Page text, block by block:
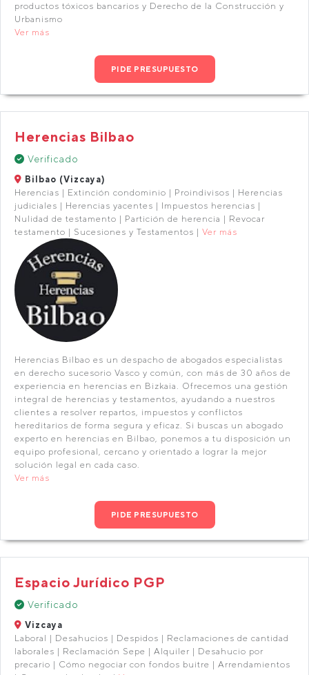
productos tóxicos bancarios y Derecho de la Construcción y
Urbanismo
Ver más
PIDE PRESUPUESTO
Herencias Bilbao
Verificado
Bilbao (Vizcaya)
Herencias | Extinción condominio | Proindivisos | Herencias
judiciales | Herencias yacentes | Impuestos herencias |
Nulidad de testamento | Partición de herencia | Revocar
testamento | Sucesiones y Testamentos | Ver más
Herencias Bilbao es un despacho de abogados especialistas
en derecho sucesorio Vasco y común, con más de 30 años de
experiencia en herencias en Bizkaia. Ofrecemos una gestión
integral de herencias y testamentos, ayudando a nuestros
clientes a resolver repartos, impuestos y conflictos
hereditarios de forma segura y eficaz. Si buscas un abogado
experto en herencias en Bilbao, ponemos a tu disposición un
equipo profesional, cercano y orientado a lograr la mejor
solución legal en cada caso.
Ver más
PIDE PRESUPUESTO
Espacio Jurídico PGP
Verificado
Vizcaya
Laboral | Desahucios | Despidos | Reclamaciones de cantidad
laborales | Reclamación Sepe | Alquiler | Desahucio por
precario | Cómo negociar con fondos buitre | Arrendamientos